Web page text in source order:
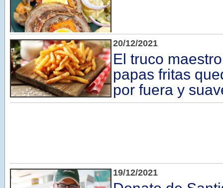
20/12/2021
El truco
papas fritas
por fuera y
19/12/2021